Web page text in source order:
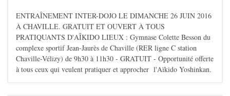
ENTRAÎNEMENT INTER-DOJO LE DIMANCHE 26 JUIN 2016
À CHAVILLE. GRATUIT ET OUVERT À TOUS
PRATIQUANTS D'AÎKIDO LIEUX : Gymnase Colette Besson du
complexe sportif Jean-Jaurès de Chaville (RER ligne C station
Chaville-Vélizy) de 9h30 à 11h30 - GRATUIT - Opportunité offerte
à tous ceux qui veulent pratiquer et approcher l'Aïkido Yoshinkan.